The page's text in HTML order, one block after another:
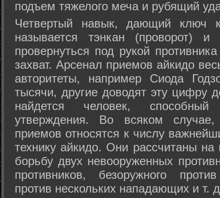
подъем тяжелого меча и рубящий
Четвертый навык, дающий ключ
называется тэнкан (проворот)
провернуться под рукой
захват. Арсенал приемов айкидо
авторитеты, например Сиода
тысячи, другие доводят эту цифру
найдется человек,
утверждения. Во всяком
приемов относятся к числу
технику айкидо. Они рассчитаны
борьбу двух невооруженных
противников, безоружного
против нескольких нападающих и т.